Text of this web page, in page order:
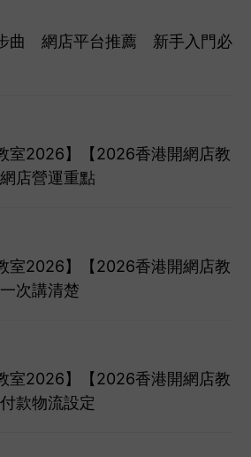
曲 網店平台推薦 新手入門必
室2026】【2026香港開網店教
店營運重點
室2026】【2026香港開網店教
次講清楚
室2026】【2026香港開網店教
款物流設定